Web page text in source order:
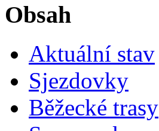
Obsah
Aktuální stav
Sjezdovky
Běžecké trasy